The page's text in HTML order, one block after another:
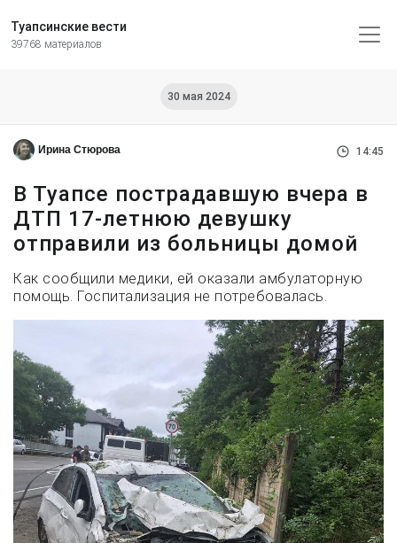
Туапсинские вести
39768 материалов
30 мая 2024
Ирина Стюрова 14:45
В Туапсе пострадавшую вчера в
ДТП 17-летнюю девушку
отправили из больницы домой
Как сообщили медики, ей оказали амбулаторную
помощь. Госпитализация не потребовалась.